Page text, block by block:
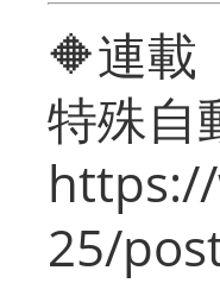
🔶連
特殊自
25/